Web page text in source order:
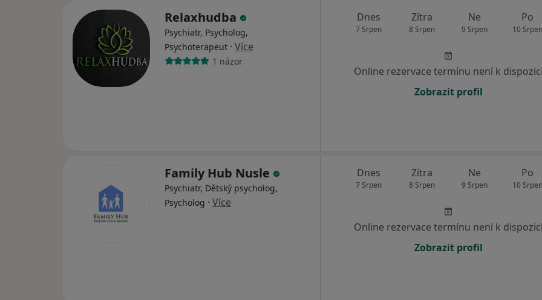
Relaxhudba
Psychiatr, Psycholog,
Psychoterapeut · Více
1 názor
Dnes
7 Srpen
Zítra
8 Srpen
Ne
9 Srpen
Po
10 Srpen
Online rezervace termínu není k dispozici
Zobrazit profil
Family Hub Nusle
Psychiatr, Dětský psycholog,
Psycholog · Více
Dnes
7 Srpen
Zítra
8 Srpen
Ne
9 Srpen
Po
10 Srpen
Online rezervace termínu není k dispozici
Zobrazit profil